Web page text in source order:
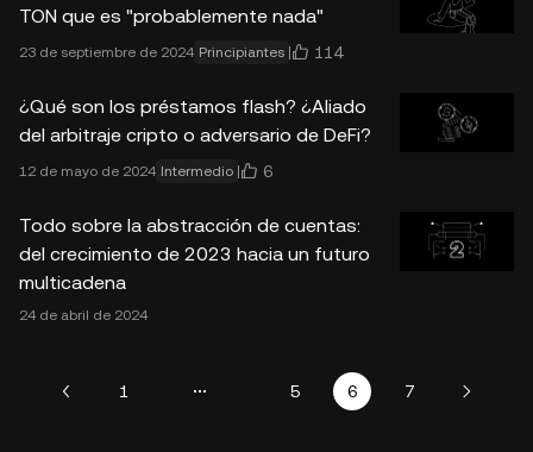
TON que es "probablemente nada"
23 de septiembre de 2024 Principiantes 114
¿Qué son los préstamos flash? ¿Aliado
del arbitraje cripto o adversario de DeFi?
12 de mayo de 2024 Intermedio 6
Todo sobre la abstracción de cuentas:
del crecimiento de 2023 hacia un futuro
multicadena
24 de abril de 2024
1 5 6 7